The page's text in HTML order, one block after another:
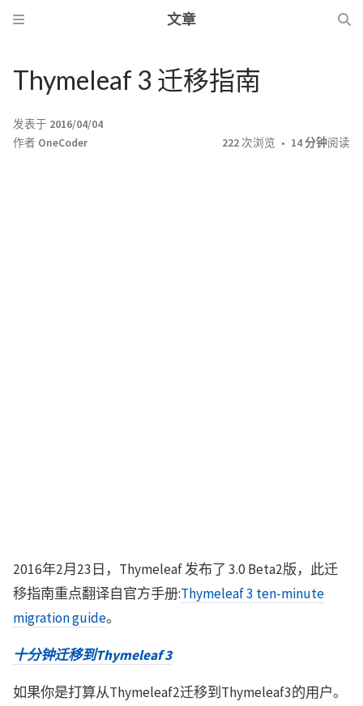
文章
Thymeleaf 3 迁移指南
发表于 2016/04/04
作者 OneCoder 222次浏览 14 分钟阅读
2016年2月23日，Thymeleaf 发布了 3.0 Beta2版，此迁
移指南重点翻译自官方手册:Thymeleaf 3 ten-minute
migration guide。
十分钟迁移到Thymeleaf 3
如果你是打算从Thymeleaf2迁移到Thymeleaf3的用户。